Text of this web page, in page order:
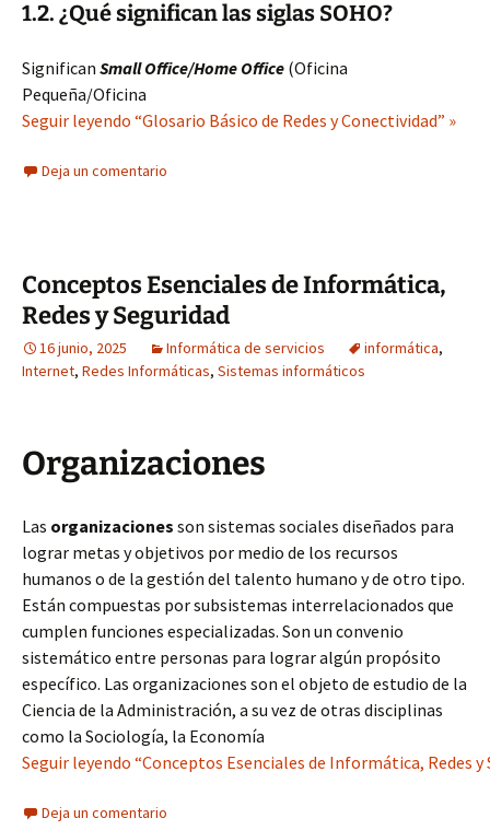
1.2. ¿Qué significan las siglas SOHO?
Significan Small Office/Home Office (Oficina
Pequeña/Oficina
Seguir leyendo “Glosario Básico de Redes y Conectividad” »
Deja un comentario
Conceptos Esenciales de Informática,
Redes y Seguridad
16 junio, 2025 Informática de servicios informática,
Internet, Redes Informáticas, Sistemas informáticos
Organizaciones
Las organizaciones son sistemas sociales diseñados para
lograr metas y objetivos por medio de los recursos
humanos o de la gestión del talento humano y de otro tipo.
Están compuestas por subsistemas interrelacionados que
cumplen funciones especializadas. Son un convenio
sistemático entre personas para lograr algún propósito
específico. Las organizaciones son el objeto de estudio de la
Ciencia de la Administración, a su vez de otras disciplinas
como la Sociología, la Economía
Seguir leyendo “Conceptos Esenciales de Informática, Redes y
Deja un comentario